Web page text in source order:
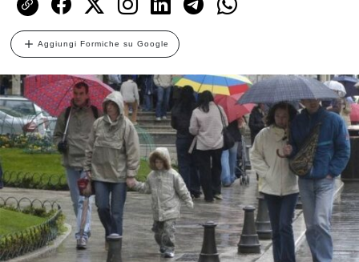
Aggiungi Formiche su Google